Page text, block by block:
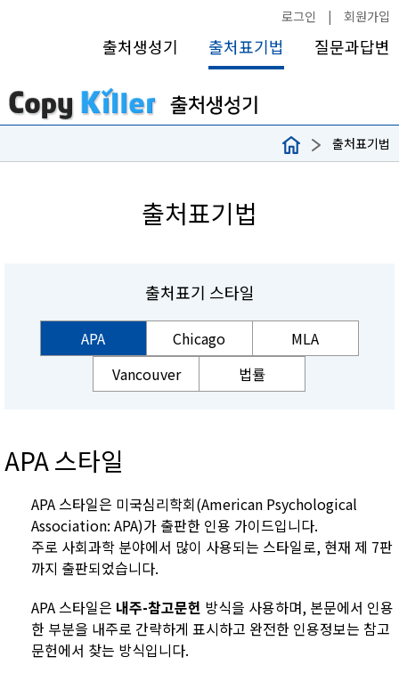
로그인 | 회원가입
출처생성기 출처표기법 질문과답변
출처표기법
출처표기법
출처표기 스타일
APA Chicago
MLA
Vancouver
법률
APA 스타일
APA 스타일은 미국심리학회(American Psychological
Association: APA)가 출판한 인용 가이드입니다.
주로 사회과학 분야에서 많이 사용되는 스타일로, 현재 제 7판
까지 출판되었습니다.
APA 스타일은 내주-참고문헌 방식을 사용하며, 본문에서 인용
한 부분을 내주로 간략하게 표시하고 완전한 인용정보는 참고
문헌에서 찾는 방식입니다.